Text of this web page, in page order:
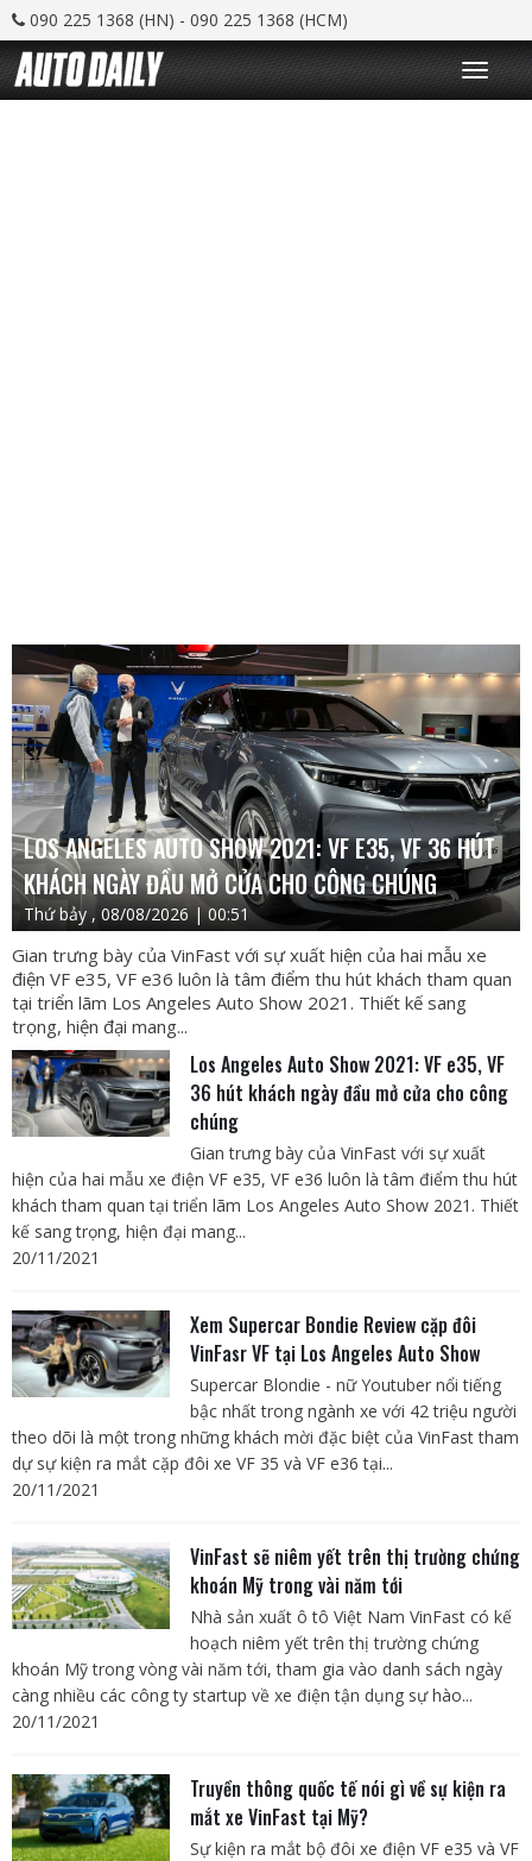
090 225 1368 (HN) - 090 225 1368 (HCM)
T
o
g
LOS ANGELES AUTO SHOW 2021: VF E35, VF 36 HÚT
KHÁCH NGÀY ĐẦU MỞ CỬA CHO CÔNG CHÚNG
Thứ bảy , 08/08/2026 | 00:51
Gian trưng bày của VinFast với sự xuất hiện của hai mẫu xe
điện VF e35, VF e36 luôn là tâm điểm thu hút khách tham quan
tại triển lãm Los Angeles Auto Show 2021. Thiết kế sang
trọng, hiện đại mang...
Los Angeles Auto Show 2021: VF e35, VF
36 hút khách ngày đầu mở cửa cho công
chúng
Gian trưng bày của VinFast với sự xuất
hiện của hai mẫu xe điện VF e35, VF e36 luôn là tâm điểm thu hút
khách tham quan tại triển lãm Los Angeles Auto Show 2021. Thiết
kế sang trọng, hiện đại mang...
20/11/2021
Xem Supercar Bondie Review cặp đôi
VinFasr VF tại Los Angeles Auto Show
Supercar Blondie - nữ Youtuber nổi tiếng
bậc nhất trong ngành xe với 42 triệu người
theo dõi là một trong những khách mời đặc biệt của VinFast tham
dự sự kiện ra mắt cặp đôi xe VF 35 và VF e36 tại...
20/11/2021
VinFast sẽ niêm yết trên thị trường chứng
khoán Mỹ trong vài năm tới
Nhà sản xuất ô tô Việt Nam VinFast có kế
hoạch niêm yết trên thị trường chứng
khoán Mỹ trong vòng vài năm tới, tham gia vào danh sách ngày
càng nhiều các công ty startup về xe điện tận dụng sự hào...
20/11/2021
Truyền thông quốc tế nói gì về sự kiện ra
mắt xe VinFast tại Mỹ?
Sự kiện ra mắt bộ đôi xe điện VF e35 và VF